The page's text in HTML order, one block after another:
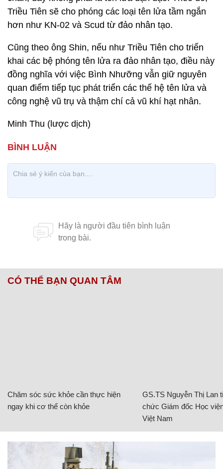
Triều Tiên sẽ cho phóng các loại tên lửa tầm ngắn
hơn như KN-02 và Scud từ đảo nhân tạo.
Cũng theo ông Shin, nếu như Triều Tiên cho triển
khai các bệ phóng tên lửa ra đảo nhân tạo, điều này
đồng nghĩa với việc Bình Nhưỡng vẫn giữ nguyên
quan điểm tiếp tục phát triển các thế hệ tên lửa và
công nghệ vũ trụ và thậm chí cả vũ khí hạt nhân.
Minh Thu (lược dịch)
CÓ THỂ BẠN QUAN TÂM
Chăm sóc sức khỏe cần thực hiện
ngay khi cơ thể còn khỏe
GS.TS Nguyễn Thị Lan
chức Giám đốc Học
Việt Nam